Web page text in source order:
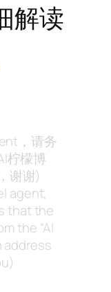
解读
，请务
柠檬博
谢谢)
agent,
that the
the “AI
address